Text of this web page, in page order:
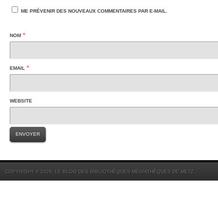
ME PRÉVENIR DES NOUVEAUX COMMENTAIRES PAR E-MAIL.
NOM *
EMAIL *
WEBSITE
COPYRIGHT © 2026. LE BLOG DES BIBLIOTHÈQUES MÉDIATHÈQUES DE METZ.